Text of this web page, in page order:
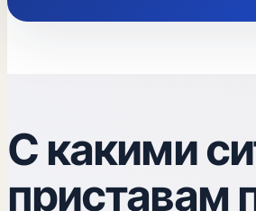
С какими
приставам